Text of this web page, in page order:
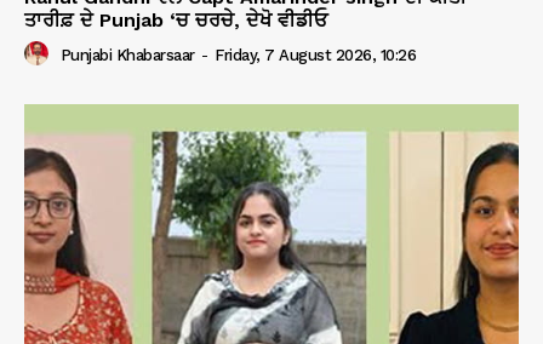
ਤਾਰੀਫ਼ ਦੇ Punjab ‘ਚ ਚਰਚੇ, ਦੇਖੋ ਵੀਡੀਓ
Punjabi Khabarsaar - Friday, 7 August 2026, 10:26